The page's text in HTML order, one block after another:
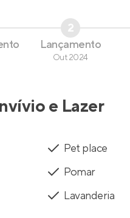
2
Lançamento
Out 2024
e Lazer
Pet place
Pomar
Lavanderia